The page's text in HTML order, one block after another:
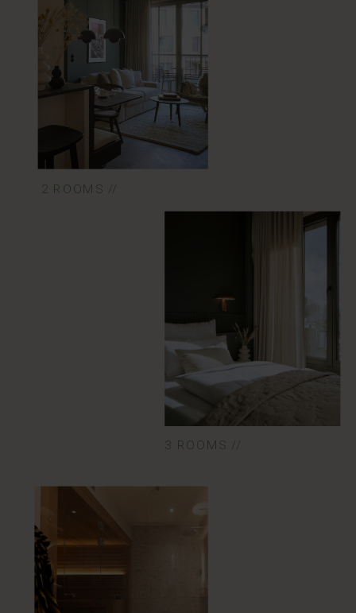
3 ROOMS //
2 ROOMS //